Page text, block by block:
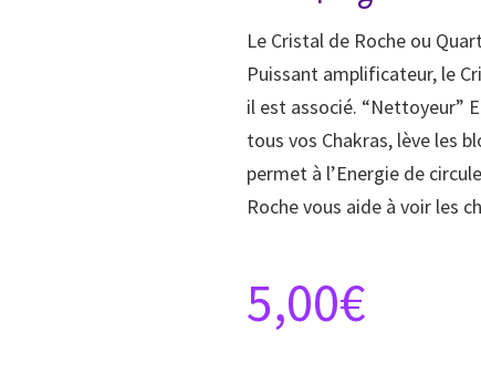
Le Cristal de Roche ou
Puissant amplificateur, le
il est associé. “Nettoyeur”
tous vos Chakras, lève les
permet à l’Energie de
Roche vous aide à voir les
5,00€